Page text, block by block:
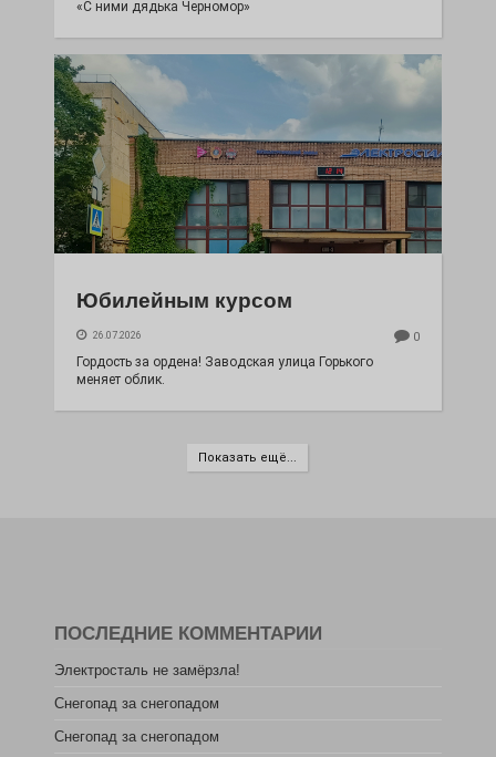
«С ними дядька Черномор»
Юбилейным курсом
26.07.2026 0
Гордость за ордена! Заводская улица Горького
меняет облик.
Показать ещё...
ПОСЛЕДНИЕ КОММЕНТАРИИ
Электросталь не замёрзла!
Снегопад за снегопадом
Снегопад за снегопадом